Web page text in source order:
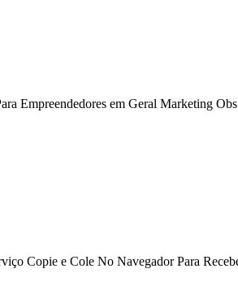
Empreendedores em Geral Marketing
Copie e Cole No Navegador Para